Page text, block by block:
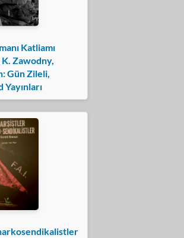
Katliamı
K. Zawodny,
Gün Zileli,
Yayınları